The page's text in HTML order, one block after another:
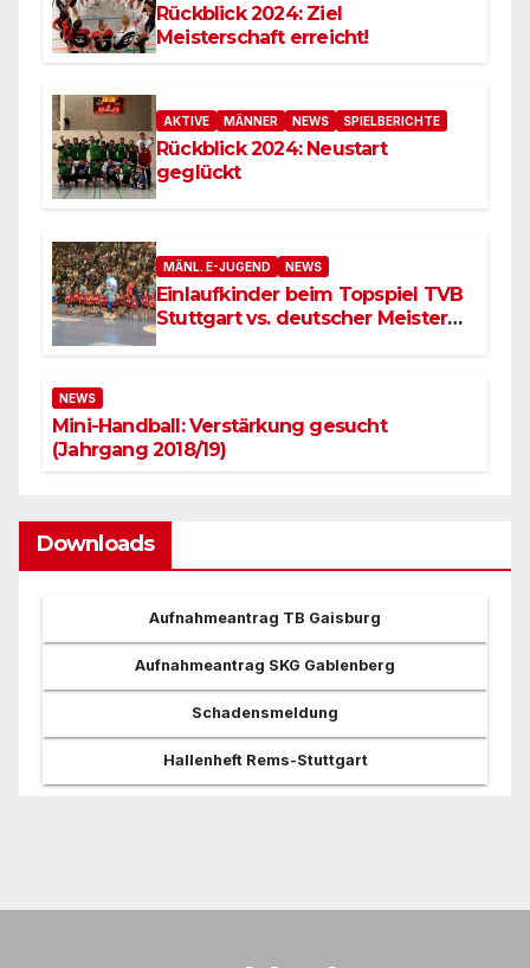
Rückblick 2024: Ziel
Meisterschaft erreicht!
AKTIVE MÄNNER NEWS SPIELBERICHTE
Rückblick 2024: Neustart
geglückt
MÄNL. E-JUGEND NEWS
Einlaufkinder beim Topspiel TVB
Stuttgart vs. deutscher Meister
NEWS
Mini-Handball: Verstärkung gesucht
(Jahrgang 2018/19)
Downloads
Aufnahmeantrag TB Gaisburg
Aufnahmeantrag SKG Gablenberg
Schadensmeldung
Hallenheft Rems-Stuttgart